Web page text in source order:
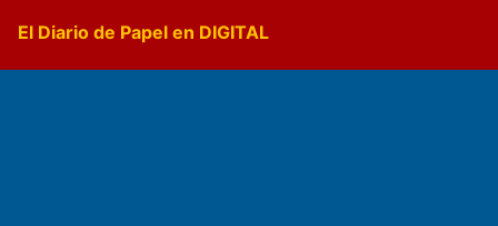
El Diario de Papel en DIGITAL